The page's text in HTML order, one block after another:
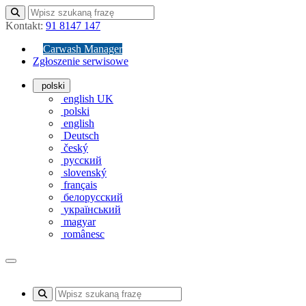
Kontakt: 91 8147 147
Carwash Manager
Zgłoszenie serwisowe
polski
english UK
polski
english
Deutsch
český
русский
slovenský
français
белорусский
український
magyar
românesc